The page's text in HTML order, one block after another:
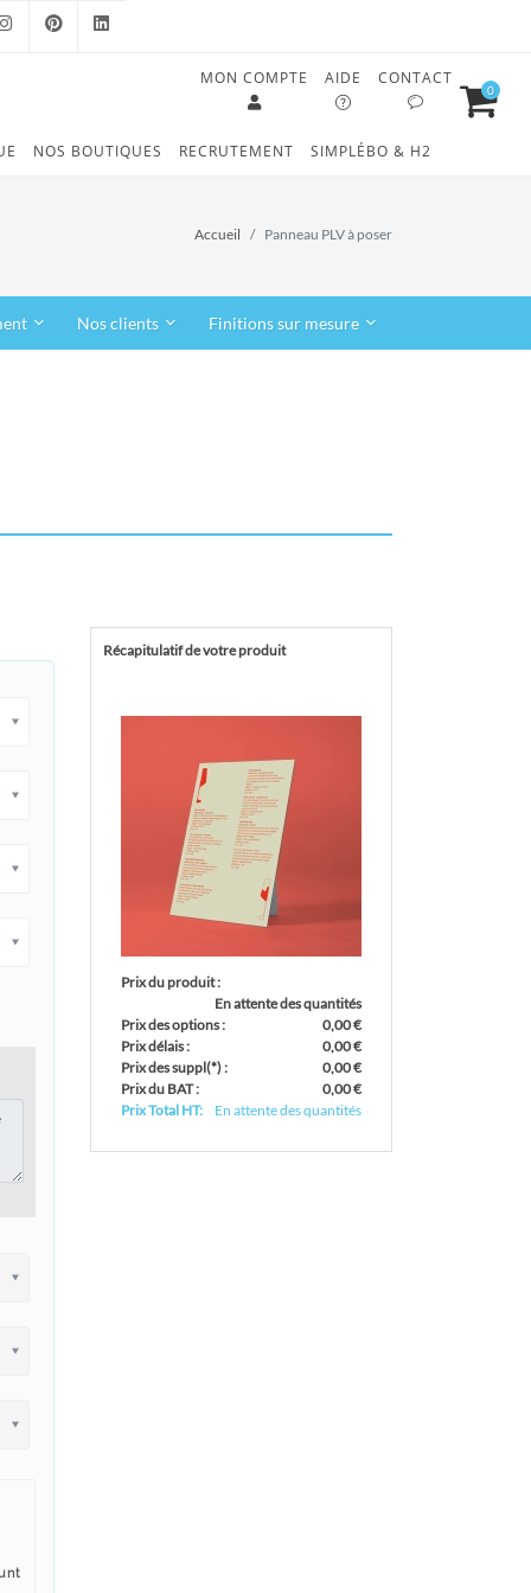
0
MON COMPTE AIDE CONTACT
NOS BOUTIQUES RECRUTEMENT SIMPLÉBO & H2
Accueil Panneau PLV à poser
Nos clients Finitions sur mesure
Récapitulatif de votre produit
Prix du produit :
En attente des quantités
Prix des options :
0,00 €
Prix délais :
0,00 €
Prix des suppl(*):
0,00 €
Prix du BAT :
0,00 €
Prix Total HT:
En attente des quantités